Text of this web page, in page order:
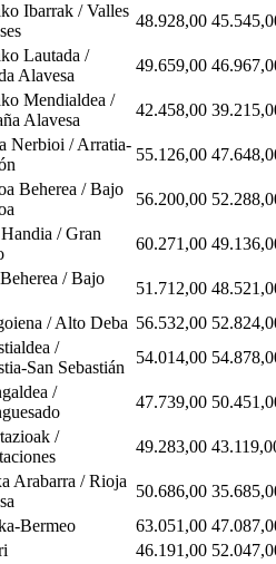
Ibarrak / Valles
48.928,00
Lautada /
Alavesa
49.659,00
Mendialdea /
Alavesa
42.458,00
Nerbioi / Arratia-
55.126,00
Beherea / Bajo
56.200,00
/ Gran
60.271,00
/ Bajo
51.712,00
/ Alto Deba 56.532,00
/
San Sebastián
54.014,00
/
47.739,00
/
49.283,00
Arabarra / Rioja
50.686,00
Bermeo 63.051,00
46.191,00